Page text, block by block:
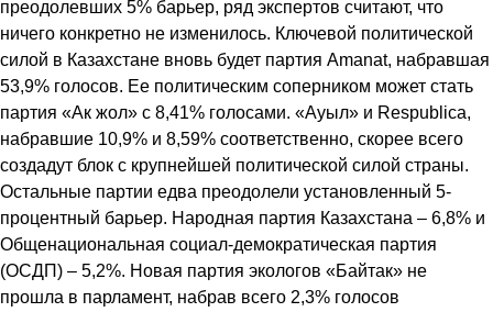
преодолевших 5% барьер, ряд экспертов считают, что
ничего конкретно не изменилось. Ключевой политической
силой в Казахстане вновь будет партия Amanat, набравшая
53,9% голосов. Ее политическим соперником может стать
партия «Ак жол» с 8,41% голосами. «Ауыл» и Respubliсa,
набравшие 10,9% и 8,59% соответственно, скорее всего
создадут блок с крупнейшей политической силой страны.
Остальные партии едва преодолели установленный 5-
процентный барьер. Народная партия Казахстана – 6,8% и
Общенациональная социал-демократическая партия
(ОСДП) – 5,2%. Новая партия экологов «Байтак» не
прошла в парламент, набрав всего 2,3% голосов